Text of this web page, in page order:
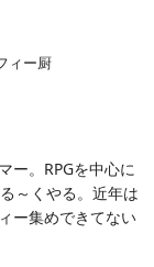
ィー厨
ー。RPGを中心に
～くやる。近年は
ー集めできてない